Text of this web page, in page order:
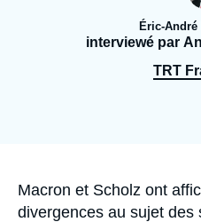
Se
Éric-André
interviewé par
TRT
Accroche
Macron et Scholz ont
divergences au sujet des